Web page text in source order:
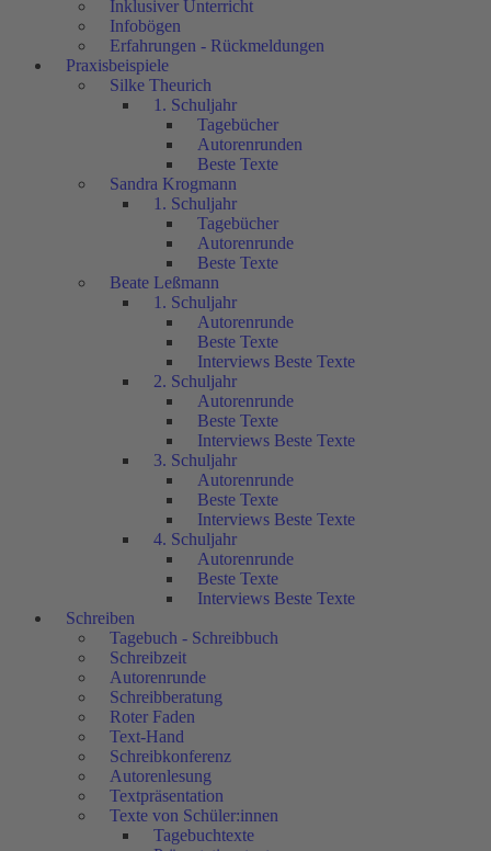
Inklusiver Unterricht
Infobögen
Erfahrungen - Rückmeldungen
Praxisbeispiele
Silke Theurich
1. Schuljahr
Tagebücher
Autorenrunden
Beste Texte
Sandra Krogmann
1. Schuljahr
Tagebücher
Autorenrunde
Beste Texte
Beate Leßmann
1. Schuljahr
Autorenrunde
Beste Texte
Interviews Beste Texte
2. Schuljahr
Autorenrunde
Beste Texte
Interviews Beste Texte
3. Schuljahr
Autorenrunde
Beste Texte
Interviews Beste Texte
4. Schuljahr
Autorenrunde
Beste Texte
Interviews Beste Texte
Schreiben
Tagebuch - Schreibbuch
Schreibzeit
Autorenrunde
Schreibberatung
Roter Faden
Text-Hand
Schreibkonferenz
Autorenlesung
Textpräsentation
Texte von Schüler:innen
Tagebuchtexte